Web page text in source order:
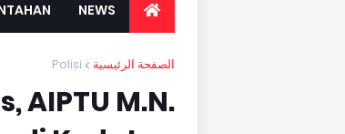
NEWS
الصفحة الرئيسية Polisi
AIPTU M.N.